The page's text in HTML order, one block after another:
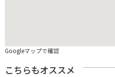
Googleマップで確認
こちらもオススメ